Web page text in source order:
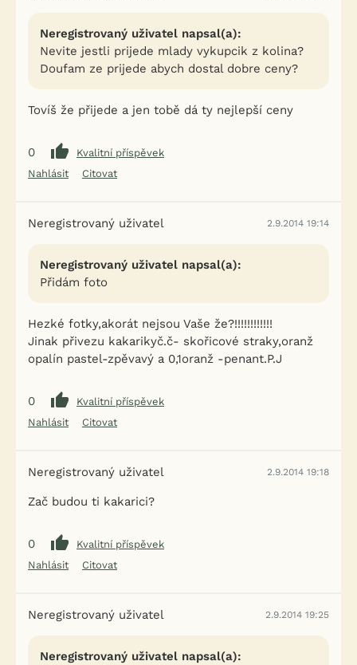
Neregistrovaný uživatel napsal(a):
Nevite jestli prijede mlady vykupcik z kolina?
Doufam ze prijede abych dostal dobre ceny?
Tovíš že přijede a jen tobě dá ty nejlepší ceny
0
Kvalitní příspěvek
Nahlásit
Citovat
Neregistrovaný uživatel 2.9.2014 19:14
Neregistrovaný uživatel napsal(a):
Přidám foto
Hezké fotky,akorát nejsou Vaše že?!!!!!!!!!!!!
Jinak přivezu kakarikyč.č- skořicové straky,oranž
opalín pastel-zpěvavý a 0,1oranž -penant.P.J
0
Kvalitní příspěvek
Nahlásit
Citovat
Neregistrovaný uživatel 2.9.2014 19:18
Zač budou ti kakarici?
0
Kvalitní příspěvek
Nahlásit
Citovat
Neregistrovaný uživatel 2.9.2014 19:25
Neregistrovaný uživatel napsal(a):